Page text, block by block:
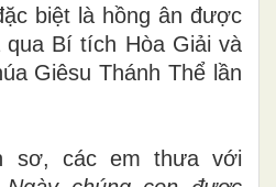
biệt là hồng ân được
qua Bí tích Hòa Giải và
Giêsu Thánh Thể lần
sơ, các em thưa với